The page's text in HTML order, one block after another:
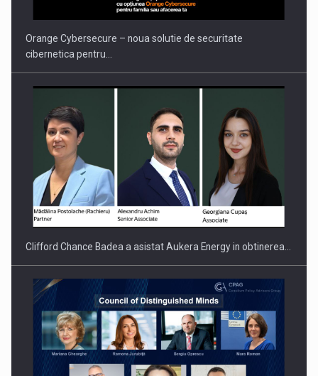
Orange Cybersecure – noua solutie de securitate
cibernetica pentru…
Clifford Chance Badea a asistat Aukera Energy in obtinerea…